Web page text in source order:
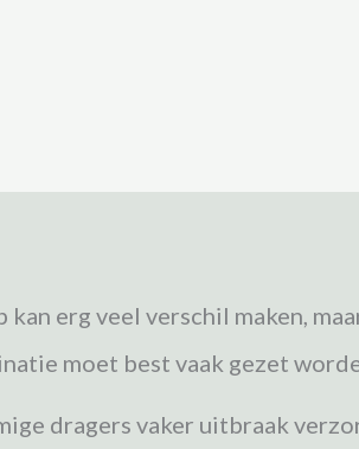
erg veel verschil maken,
moet best vaak gezet
dragers vaker uitbraak